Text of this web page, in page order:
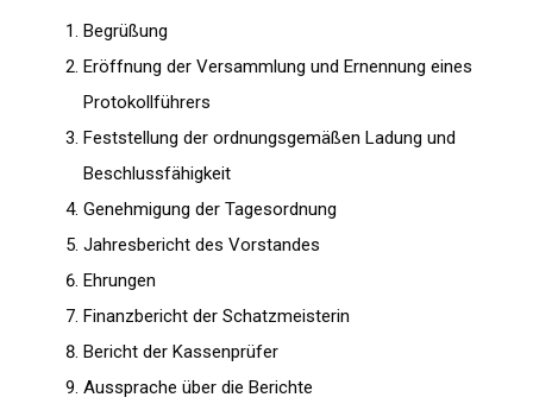
Begrüßung
Eröffnung der Versammlung und Ernennung eines
Protokollführers
Feststellung der ordnungsgemäßen Ladung und
Beschlussfähigkeit
Genehmigung der Tagesordnung
Jahresbericht des Vorstandes
Ehrungen
Finanzbericht der Schatzmeisterin
Bericht der Kassenprüfer
Aussprache über die Berichte